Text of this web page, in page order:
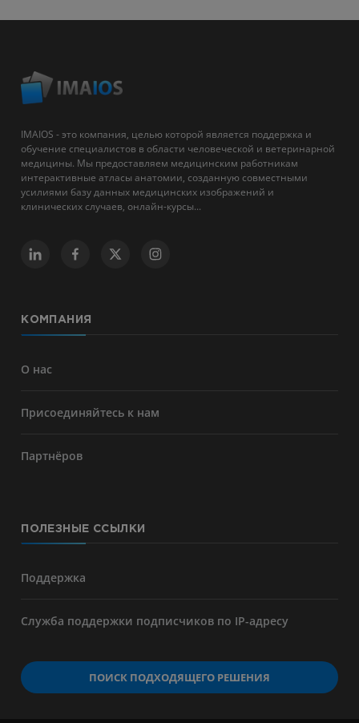
IMAIOS - это компания, целью которой является поддержка и
обучение специалистов в области человеческой и ветеринарной
медицины. Мы предоставляем медицинским работникам
интерактивные атласы анатомии, созданную совместными
усилиями базу данных медицинских изображений и
клинических случаев, онлайн-курсы...
КОМПАНИЯ
О нас
Присоединяйтесь к нам
Партнёров
ПОЛЕЗНЫЕ ССЫЛКИ
Поддержка
Служба поддержки подписчиков по IP-адресу
ПОИСК ПОДХОДЯЩЕГО РЕШЕНИЯ